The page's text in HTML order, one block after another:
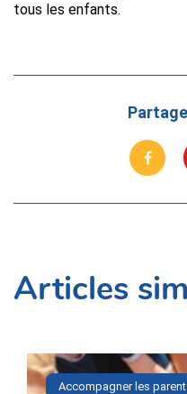
tous les enfants.
Articles
Accompagner les